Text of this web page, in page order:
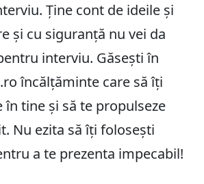
Ține cont de ideile și
și cu siguranță nu vei da
interviu. Găsești în
încălțăminte care să îți
în tine și să te propulseze
Nu ezita să îți folosești
a te prezenta impecabil!